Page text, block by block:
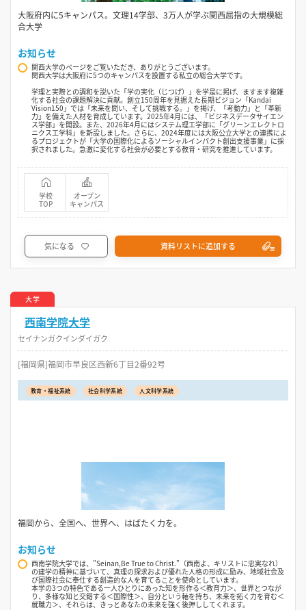
大阪府内に5キャンパス。文理14学部、3万人が学ぶ関西屈指の大規模総
合大学
お知らせ
関西大学のページをご覧いただき、ありがとうございます。
関西大学は大阪府に5つのキャンパスを設置する私立の総合大学です。
学理と実際との調和を説いた「学の実化（じつげ）」を学是に掲げ、ますます複雑
化する社会の課題解決に貢献。創立150周年を見据えた長期ビジョン「Kandai
Vision150」では「未来を問い、そして挑戦する。」を掲げ、「考動力」と「革新
力」を備えた人材を育成しています。2025年4月には、「ビジネスデータサイエン
ス学部」を開設。また、2026年4月にはシステム理工学部に「グリーンエレクトロ
ニクス工学科」を新設しました。さらに、2024年度には大阪公立大学との連携によ
るプロジェクトが「大学の国際化によるソーシャルインパクト創出支援事業」に採
択されました。急激に変化する社会が必要とする教育・研究を推進しています。
学校
TOP
オープン
キャンパス
気になる 資料リストに追加する
大学
西南学院大学
セイナンガクインダイガク
[福岡県]福岡市早良区西新6丁目2番92号
教育・福祉系統 社会科学系統 人文科学系統
福岡から、全国へ、世界へ、はばたく力を。
お知らせ
西南学院大学では、”Seinan,Be True to Christ.”（西南よ、キリストに忠実なれ）
の建学の精神に基づいて、真理の探求および優れた人格の形成に励み、地域社会及
び国際社会に奉仕する創造的な人を育てることを使命としています。
本学の3つの特色である一人ひとりにあった知を形作る＜教育力＞、世界とつなが
り、多様な知と交錯する＜国際性＞、自分という軸を持ち、未来を拓く力を育む＜
就職力＞、それらは、きっとあなたの未来を強く後押ししてくれます。